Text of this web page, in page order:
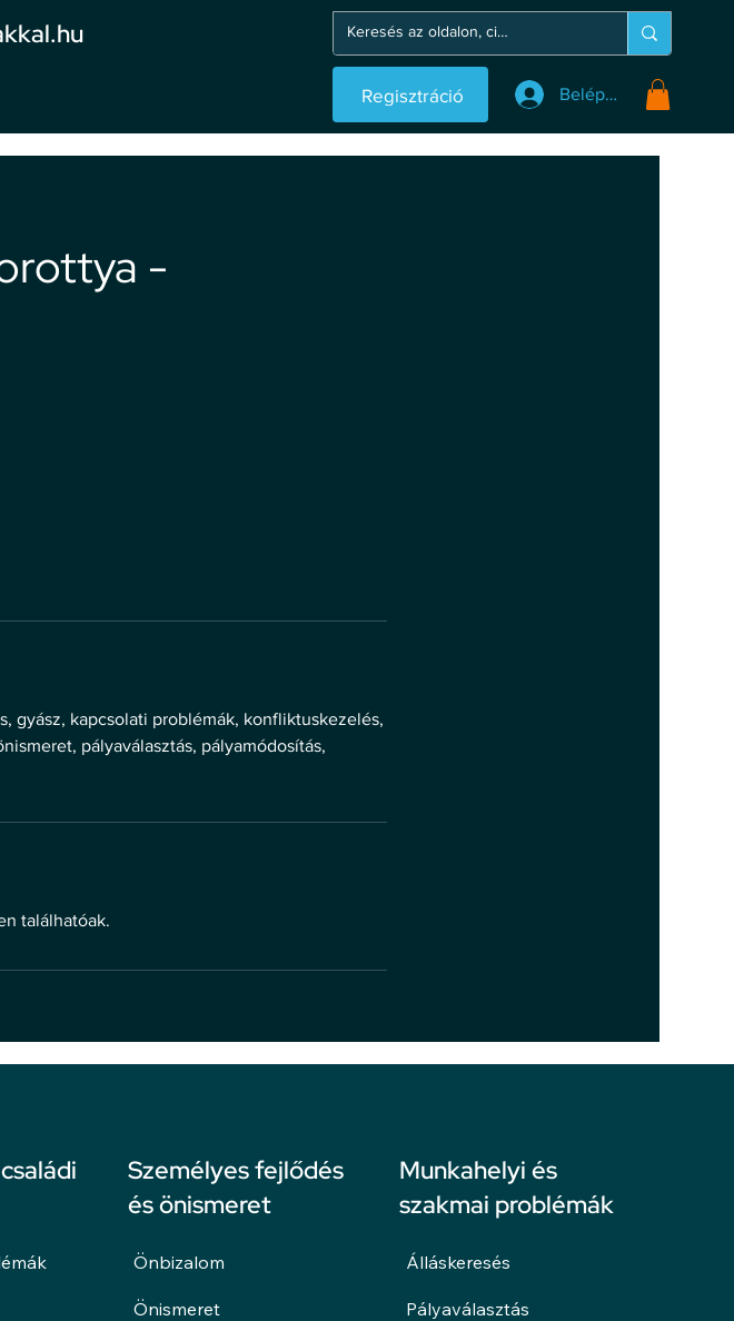
Regisztráció Belépés
-
gyász, kapcsolati problémák, konfliktuskezelés,
pályaválasztás, pályamódosítás,
találhatóak.
Személyes fejlődés
és önismeret
Önbizalom
Önismeret
Munkahelyi és
szakmai problémák
Álláskeresés
Pályaválasztás